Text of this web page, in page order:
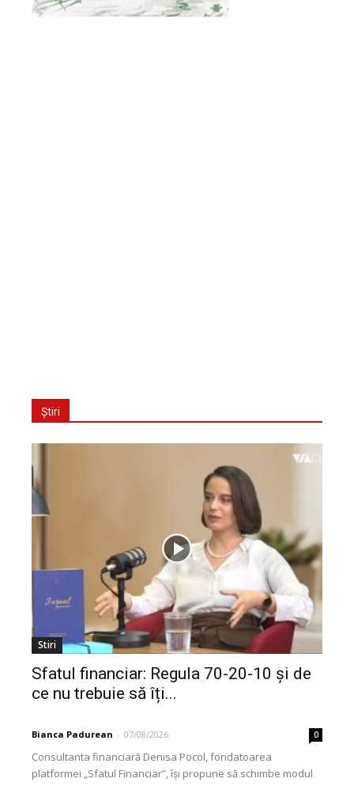
Știri
Stiri
Sfatul financiar: Regula 70-20-10 și de
ce nu trebuie să îți...
Bianca Padurean - 07/08/2026 0
Consultanta financiară Denisa Pocol, fondatoarea
platformei „Sfatul Financiar”, își propune să schimbe modul